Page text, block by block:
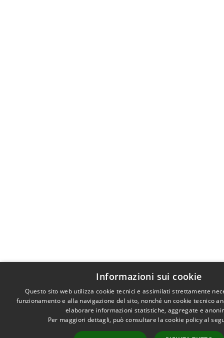
Informazioni sui cookie
Questo sito web utilizza cookie tecnici e assimilati strettamente
funzionamento e alla navigazione del sito, nonché un cookie tecnico
elaborare informazioni statistiche, aggregate e
Per maggiori dettagli, può consultare la cookie policy al